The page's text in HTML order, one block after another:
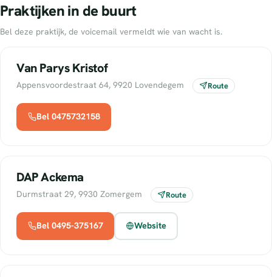
Praktijken in de buurt
Bel deze praktijk, de voicemail vermeldt wie van wacht is.
Van Parys Kristof
Appensvoordestraat 64, 9920 Lovendegem Route
Bel 0475732158
DAP Ackema
Durmstraat 29, 9930 Zomergem Route
Bel 0495-375167 Website